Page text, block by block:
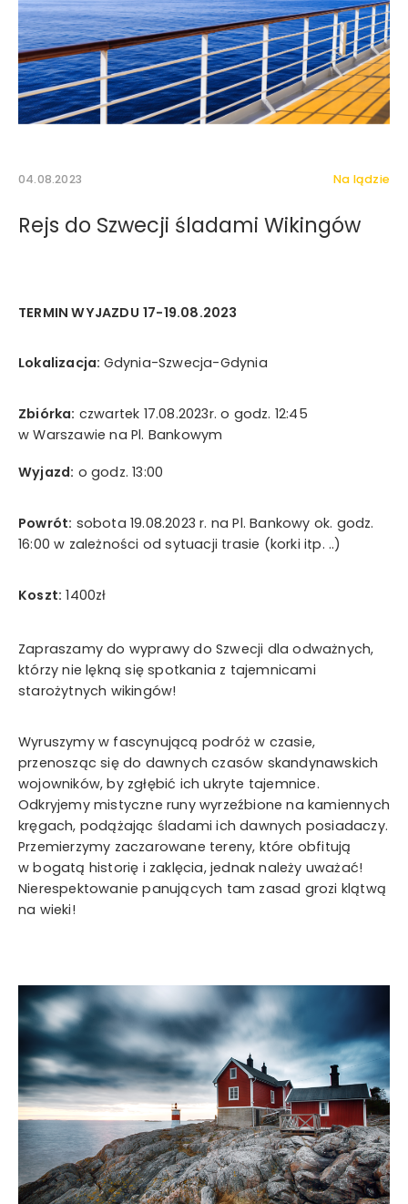
na wskazany przeze mnie adres e-mail informacji
lipca 2002 roku o świadczeniu usług drogą
elektroniczną od Mystictravel Piotr Kopeć.
Wyrażam zgodę na przetwarzanie moich danych
roku o ochronie danych osobowych oraz ustawy z dnia
marketingowych przez Mystictravel Piotr Kopeć i
oświadczam, iż podanie przeze mnie danych
osobowych jest dobrowolne oraz iż zostałem
danych osobowych, ich zmiany oraz usunięcia.
wyślij teraz
04.08.2023 Na lądzie
Rejs do Szwecji śladami Wikingów
TERMIN WYJAZDU 17-19.08.2023
Lokalizacja: Gdynia-Szwecja-Gdynia
Zbiórka: czwartek 17.08.2023r. o godz. 12:45
w Warszawie na Pl. Bankowym
Wyjazd: o godz. 13:00
Powrót: sobota 19.08.2023 r. na Pl. Bankowy ok. godz.
16:00 w zależności od sytuacji trasie (korki itp. ..)
Koszt: 1400zł
Zapraszamy do wyprawy do Szwecji dla odważnych,
którzy nie lękną się spotkania z tajemnicami
starożytnych wikingów!
Wyruszymy w fascynującą podróż w czasie,
przenosząc się do dawnych czasów skandynawskich
wojowników, by zgłębić ich ukryte tajemnice.
Odkryjemy mistyczne runy wyrzeźbione na kamiennych
kręgach, podążając śladami ich dawnych posiadaczy.
Przemierzymy zaczarowane tereny, które obfitują
w bogatą historię i zaklęcia, jednak należy uważać!
Nierespektowanie panujących tam zasad grozi klątwą
na wieki!